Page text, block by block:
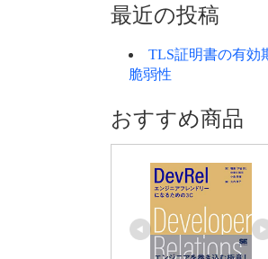
ゴ
リ
最近の投稿
TLS証明書の有効
脆弱性
おすすめ商品